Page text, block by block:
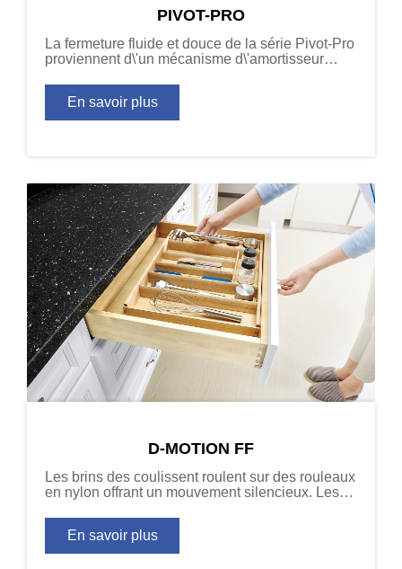
PIVOT-PRO
La fermeture fluide et douce de la série Pivot-Pro
proviennent d\'un mécanisme d\'amortisseur
En savoir plus
D-MOTION FF
Les brins des coulissent roulent sur des rouleaux
en nylon offrant un mouvement silencieux. Les
jusqu\'à un arrêt contrôlé, même sous des
charges lourdes. Disponibles en versions de
capacité 40kg (88 lb) et 60kg (132 lb).
En savoir plus